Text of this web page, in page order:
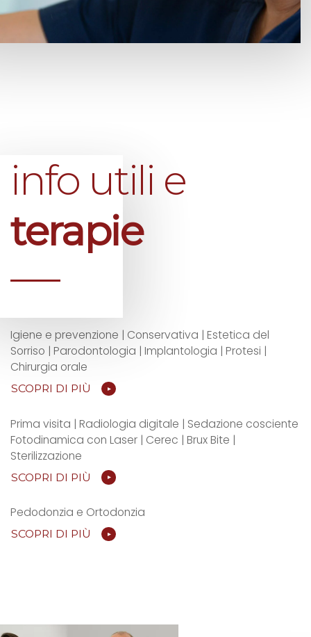
info utili e
terapie
Igiene e prevenzione | Conservativa | Estetica del
Sorriso | Parodontologia | Implantologia | Protesi |
Chirurgia orale
SCOPRI DI PIÙ
Prima visita | Radiologia digitale | Sedazione cosciente
Fotodinamica con Laser | Cerec | Brux Bite |
Sterilizzazione
SCOPRI DI PIÙ
Pedodonzia e Ortodonzia
SCOPRI DI PIÙ